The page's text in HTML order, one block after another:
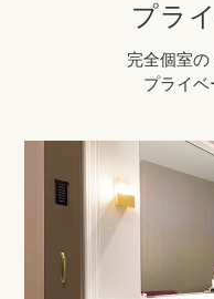
プラ
完全個室の
プライベ